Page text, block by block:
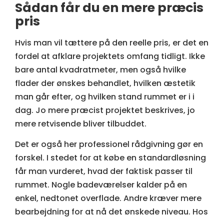
Sådan får du en mere præcis
pris
Hvis man vil tættere på den reelle pris, er det en
fordel at afklare projektets omfang tidligt. Ikke
bare antal kvadratmeter, men også hvilke
flader der ønskes behandlet, hvilken æstetik
man går efter, og hvilken stand rummet er i i
dag. Jo mere præcist projektet beskrives, jo
mere retvisende bliver tilbuddet.
Det er også her professionel rådgivning gør en
forskel. I stedet for at købe en standardløsning
får man vurderet, hvad der faktisk passer til
rummet. Nogle badeværelser kalder på en
enkel, nedtonet overflade. Andre kræver mere
bearbejdning for at nå det ønskede niveau. Hos